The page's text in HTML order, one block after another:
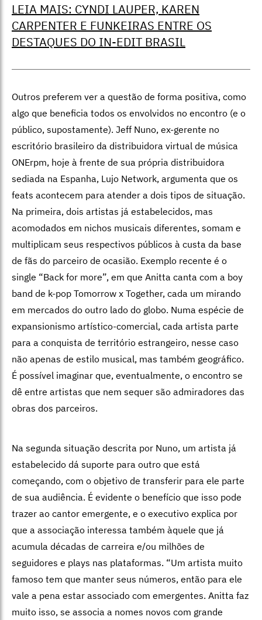
LEIA MAIS: CYNDI LAUPER, KAREN
CARPENTER E FUNKEIRAS ENTRE OS
DESTAQUES DO IN-EDIT BRASIL
Outros preferem ver a questão de forma positiva, como
algo que beneficia todos os envolvidos no encontro (e o
público, supostamente). Jeff Nuno, ex-gerente no
escritório brasileiro da distribuidora virtual de música
ONErpm, hoje à frente de sua própria distribuidora
sediada na Espanha, Lujo Network, argumenta que os
feats acontecem para atender a dois tipos de situação.
Na primeira, dois artistas já estabelecidos, mas
acomodados em nichos musicais diferentes, somam e
multiplicam seus respectivos públicos à custa da base
de fãs do parceiro de ocasião. Exemplo recente é o
single “Back for more”, em que Anitta canta com a boy
band de k-pop Tomorrow x Together, cada um mirando
em mercados do outro lado do globo. Numa espécie de
expansionismo artístico-comercial, cada artista parte
para a conquista de território estrangeiro, nesse caso
não apenas de estilo musical, mas também geográfico.
É possível imaginar que, eventualmente, o encontro se
dê entre artistas que nem sequer são admiradores das
obras dos parceiros.
Na segunda situação descrita por Nuno, um artista já
estabelecido dá suporte para outro que está
começando, com o objetivo de transferir para ele parte
de sua audiência. É evidente o benefício que isso pode
trazer ao cantor emergente, e o executivo explica por
que a associação interessa também àquele que já
acumula décadas de carreira e/ou milhões de
seguidores e plays nas plataformas. “Um artista muito
famoso tem que manter seus números, então para ele
vale a pena estar associado com emergentes. Anitta faz
muito isso, se associa a nomes novos com grande